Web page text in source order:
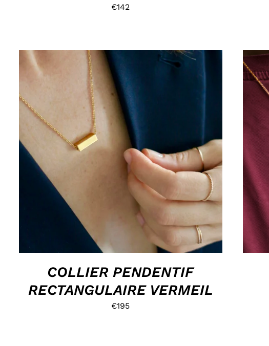
€142
HOP, DANS MON PANIER ! / DÉTAILS
COLLIER PENDENTIF
RECTANGULAIRE VERMEIL
€195